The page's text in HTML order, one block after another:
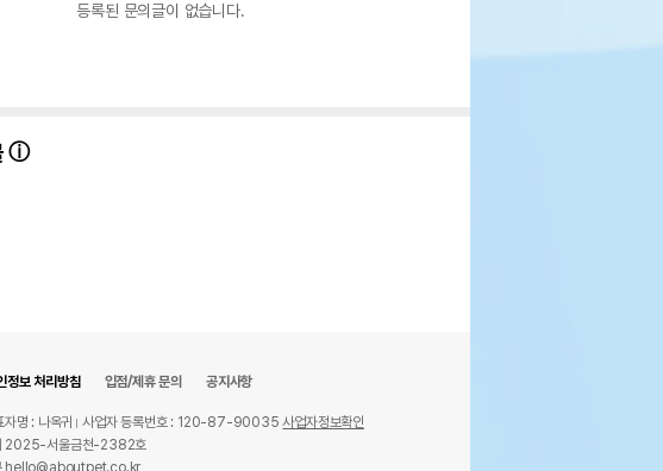
등록된 문의글이 없습니다.
정보 처리방침 입점/제휴 문의 공지사항
자명 : 나옥귀 사업자 등록번호 : 120-87-90035사업자정보확인
2025-서울금천-2382호
hello@aboutpet.co.kr